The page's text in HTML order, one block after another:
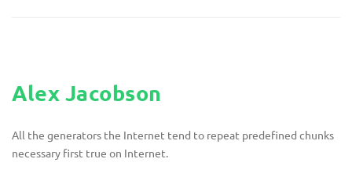
Alex Jacobson
All the generators the Internet tend to repeat predefined chunks
necessary first true on Internet.